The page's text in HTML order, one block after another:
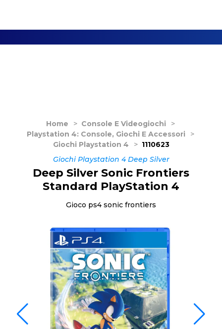
Home > Console E Videogiochi
>
Playstation 4: Console, Giochi E Accessori
>
Giochi Playstation 4
> 1110623
Giochi Playstation 4 Deep Silver
Deep Silver Sonic Frontiers
Standard PlayStation 4
Gioco ps4 sonic frontiers